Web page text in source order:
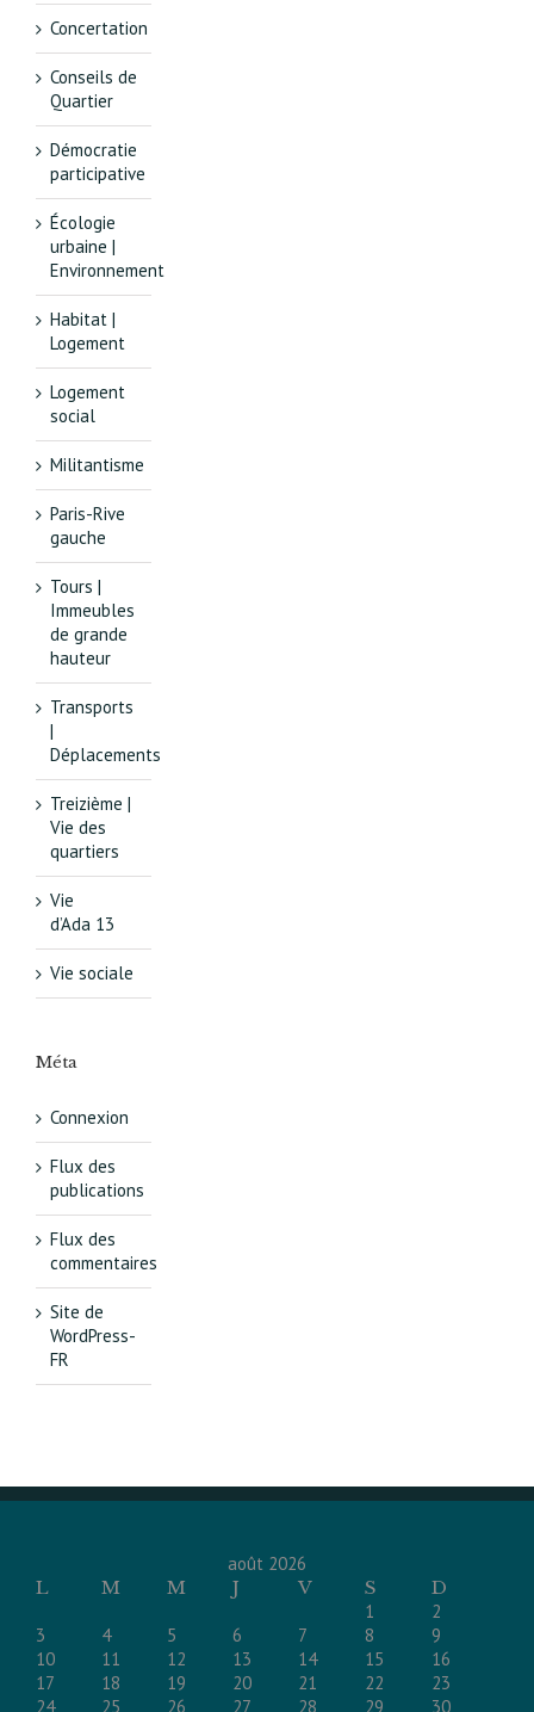
Concertation
Conseils de
Quartier
Démocratie
participative
Écologie
urbaine |
Environnement
Habitat |
Logement
Logement
social
Militantisme
Paris-Rive
gauche
Tours |
Immeubles
de grande
hauteur
Transports
|
Déplacements
Treizième |
Vie des
quartiers
Vie
d’Ada 13
Vie sociale
Méta
Connexion
Flux des
publications
Flux des
commentaires
Site de
WordPress-
FR
août 2026
L
M M J V S
D
1
2
3
4 5 6 7 8
9
10
11 12 13 14 15
16
17
18 19 20 21 22
23
24
25 26 27 28 29 30